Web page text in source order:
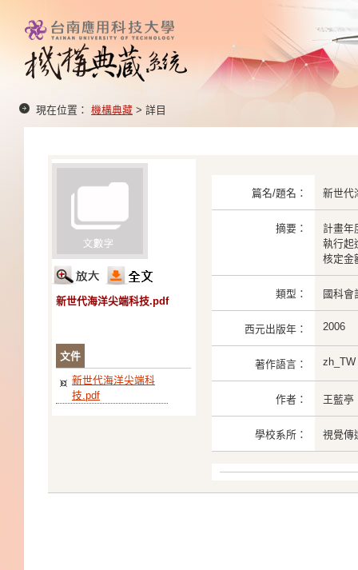
現在位置： 機構典藏 > 詳目
新世代海洋尖端科技.pdf
文件
新世代海洋尖端科
技.pdf
篇名/題名： 新世代
摘要：
計畫年
執行起
核定金
類型： 國科會
西元出版年： 2006
著作語言： zh_TW
作者： 王藍亭
學校系所： 視覺傳